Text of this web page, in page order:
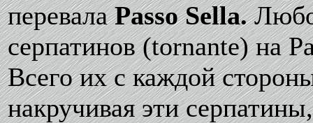
перевалаPasso Sella.
серпатинов (tornante) на
Всего их с каждой
накручивая эти